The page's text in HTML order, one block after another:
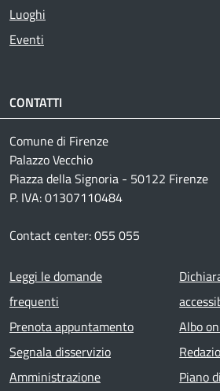
Luoghi
Eventi
CONTATTI
Comune di Firenze
Palazzo Vecchio
Piazza della Signoria - 50122 Firenze
P. IVA: 01307110484
Contact center: 055 055
Footer menu
Leggi le domande
frequenti
Prenota appuntamento
Segnala disservizio
Amministrazione
Albo
Piano